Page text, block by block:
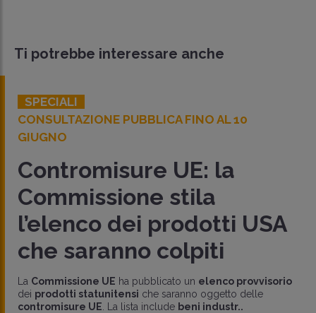
Ti potrebbe interessare anche
SPECIALI
CONSULTAZIONE PUBBLICA FINO AL 10
GIUGNO
Contromisure UE: la
Commissione stila
l’elenco dei prodotti USA
che saranno colpiti
La Commissione UE ha pubblicato un elenco provvisorio
dei prodotti statunitensi che saranno oggetto delle
contromisure UE . La lista include beni industr..